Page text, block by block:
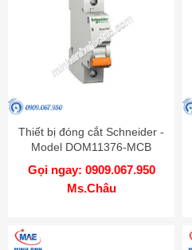
Thiết bị đóng cắt Schneider -
Model DOM11376-MCB
Gọi ngay: 0909.067.950
Ms.Châu